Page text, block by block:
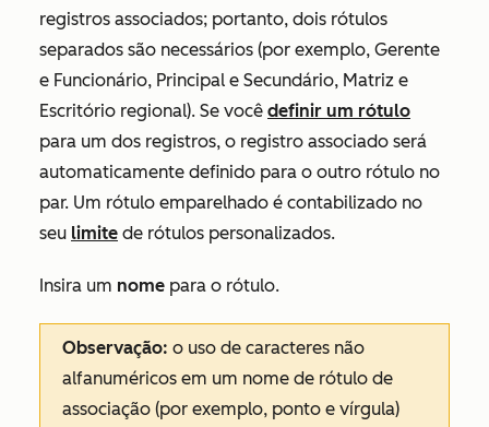
registros associados; portanto, dois rótulos
separados são necessários (por exemplo, Gerente
e Funcionário, Principal e Secundário, Matriz e
Escritório regional). Se você definir um rótulo
para um dos registros, o registro associado será
automaticamente definido para o outro rótulo no
par. Um rótulo emparelhado é contabilizado no
seu limite de rótulos personalizados.
Insira um nome para o rótulo.
Observação: o uso de caracteres não
alfanuméricos em um nome de rótulo de
associação (por exemplo, ponto e vírgula)